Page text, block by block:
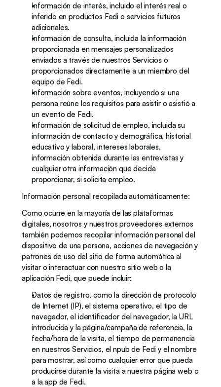
Información de interés, incluido el interés real o
inferido en productos Fedi o servicios futuros
adicionales.
Información de consulta, incluida la información
proporcionada en mensajes personalizados
enviados a través de nuestros Servicios o
proporcionados directamente a un miembro del
equipo de Fedi.
Información sobre eventos, incluyendo si una
persona reúne los requisitos para asistir o asistió a
un evento de Fedi.
Información de solicitud de empleo, incluida su
información de contacto y demográfica, historial
educativo y laboral, intereses laborales,
información obtenida durante las entrevistas y
cualquier otra información que decida
proporcionar, si solicita empleo.
Información personal recopilada automáticamente:
Como ocurre en la mayoría de las plataformas
digitales, nosotros y nuestros proveedores externos
también podemos recopilar información personal del
dispositivo de una persona, acciones de navegación y
patrones de uso del sitio de forma automática al
visitar o interactuar con nuestro sitio web o la
aplicación Fedi, que puede incluir:
Datos de registro, como la dirección de protocolo
de Internet (IP), el sistema operativo, el tipo de
navegador, el identificador del navegador, la URL
introducida y la página/campaña de referencia, la
fecha/hora de la visita, el tiempo de permanencia
en nuestros Servicios, el npub de Fedi y el nombre
para mostrar, así como cualquier error que pueda
producirse durante la visita a nuestra página web o
a la app de Fedi.